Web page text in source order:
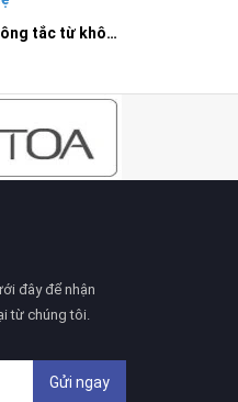
DS-PD1-MC-WWS: Công tắc từ không dây
đây để nhận
từ chúng tôi.
Gửi ngay